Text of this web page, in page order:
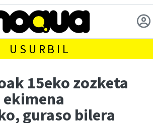
USURBIL
15eko zozketa
guraso bilera